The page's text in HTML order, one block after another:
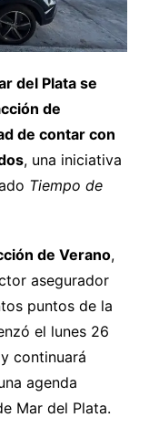
del Plata se
de
de contar con
, una iniciativa
Tiempo de
de Verano,
asegurador
puntos de la
el lunes 26
continuará
agenda
Mar del Plata.